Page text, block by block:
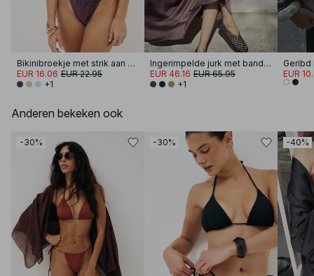
Bikinibroekje met strik aan de glanzende kant
EUR 16.06 EUR 22.95
+1
Ingerimpelde jurk met band en volume
EUR 46.16 EUR 65.95
+1
Geribd
EUR
Anderen bekeken ook
-30% -30% -40%